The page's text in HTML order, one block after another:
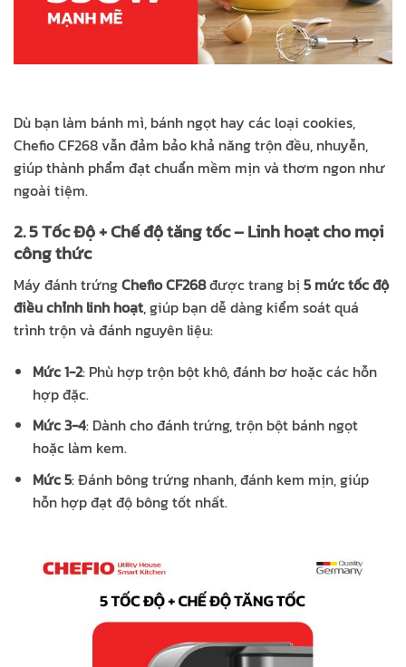
Dù bạn làm bánh mì, bánh ngọt hay các loại cookies,
Chefio CF268 vẫn đảm bảo khả năng trộn đều, nhuyễn,
giúp thành phẩm đạt chuẩn mềm mịn và thơm ngon như
ngoài tiệm.
2. 5 Tốc Độ + Chế độ tăng tốc – Linh hoạt cho mọi
công thức
Máy đánh trứngChefio CF268được trang bị 5 mức tốc độ
điều chỉnh linh hoạt, giúp bạn dễ dàng kiểm soát quá
trình trộn và đánh nguyên liệu:
Mức 1-2: Phù hợp trộn bột khô, đánh bơ hoặc các hỗn
hợp đặc.
Mức 3-4: Dành cho đánh trứng, trộn bột bánh ngọt
hoặc làm kem.
Mức 5: Đánh bông trứng nhanh, đánh kem mịn, giúp
hỗn hợp đạt độ bông tốt nhất.